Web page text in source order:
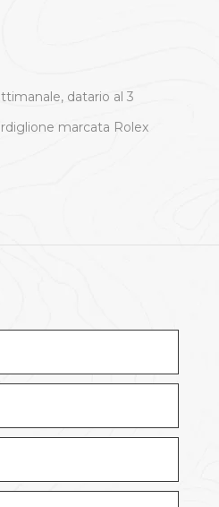
datario al 3
marcata Rolex